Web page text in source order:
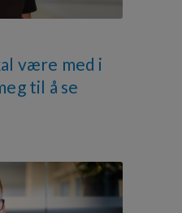
være med i
til å se